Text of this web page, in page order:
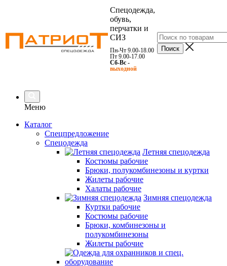
Спецодежда,
обувь,
перчатки и
СИЗ
Пн-Чт 9.00-18.00
Пт 9.00-17.00
Сб-Вс -
выходной
Меню
Каталог
Спецпредложение
Спецодежда
Летняя спецодежда
Костюмы рабочие
Брюки, полукомбинезоны и куртки
Жилеты рабочие
Халаты рабочие
Зимняя спецодежда
Куртки рабочие
Костюмы рабочие
Брюки, комбинезоны и
полукомбинезоны
Жилеты рабочие